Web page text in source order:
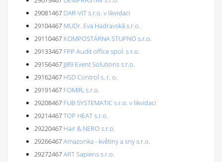
29081467 DAR-VIT s.r.o. v likvidaci
29104467 MUDr. Eva Hadravská s.r.o.
29110467 KOMPOSTÁRNA STUPNO s.r.o.
29133467 FPP Audit office spol. s r.o.
29156467 JJ89 Event Solutions s.r.o.
29162467 HSD Control s. r. o.
29191467 FOMIR, s.r.o.
29208467 FUB SYSTEMATIC s.r.o. v likvidaci
29214467TOP HEAT s.r.o.
29220467 Hair & NERO s.r.o.
29266467Amazonka - květiny a sny s.r.o.
29272467ART Sapiens s.r.o.